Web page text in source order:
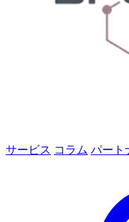
サービス コラム パート